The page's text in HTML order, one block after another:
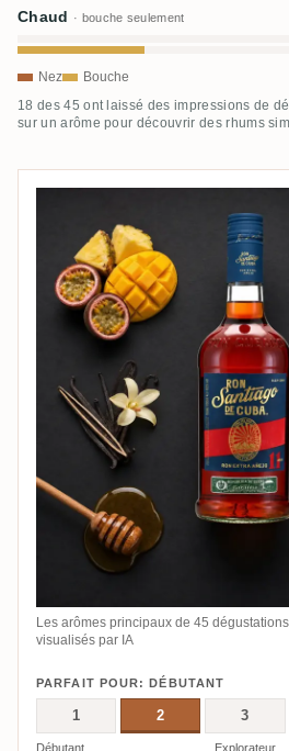
Chaud · bouche seulement
Nez Bouche
18 des 45 ont laissé des impressions de
sur un arôme pour découvrir des rhums
Les arômes principaux de 45
visualisés par IA
PARFAIT POUR: DÉBUTANT
1 2 3
Débutant Explorateur